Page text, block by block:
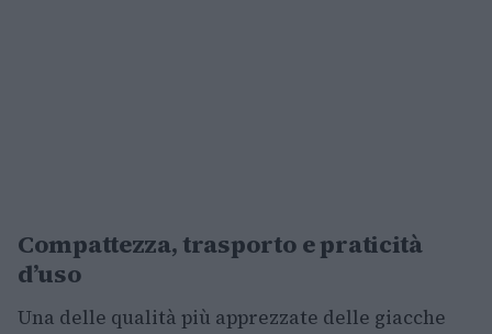
Compattezza, trasporto e praticità
d’uso
Una delle qualità più apprezzate delle giacche